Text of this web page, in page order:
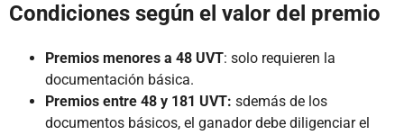
Condiciones según el valor del premio
Premios menores a 48 UVT: solo requieren la
documentación básica.
Premios entre 48 y 181 UVT: sdemás de los
documentos básicos, el ganador debe diligenciar el